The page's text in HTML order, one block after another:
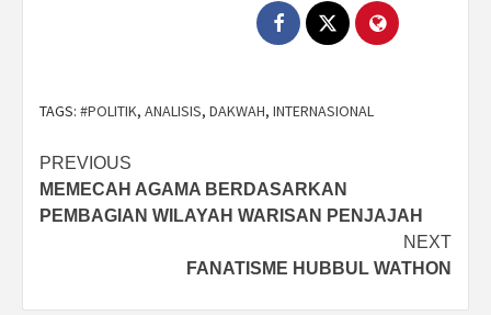
TAGS: #POLITIK, ANALISIS, DAKWAH, INTERNASIONAL
Post
navigation
PREVIOUS
MEMECAH AGAMA BERDASARKAN
PEMBAGIAN WILAYAH WARISAN PENJAJAH
NEXT
FANATISME HUBBUL WATHON